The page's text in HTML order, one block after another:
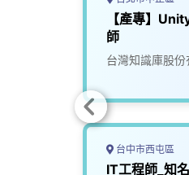
【產專】
師
台灣知識庫股份
台中市西屯區
IT工程師_知